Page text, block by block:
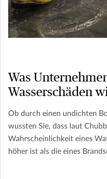
Was
Wasserschäden
Ob durch einen undichten
wussten Sie, dass laut
Wahrscheinlichkeit eines
höher ist als die eines